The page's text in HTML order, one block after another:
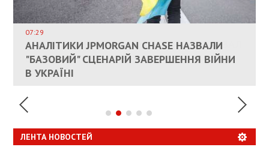
КАНДИДАТ В ПРЕМЬЕРЫ ПОЛЬШИ ПРИЗВАЛ
ЕС ПРЕКРАТИТЬ ВОЕННУЮ ПОМОЩЬ
УКРАИНЕ
07:29
АНАЛІТИКИ JPMORGAN CHASE НАЗВАЛИ
"БАЗОВИЙ" СЦЕНАРІЙ ЗАВЕРШЕННЯ ВІЙНИ
В УКРАЇНІ
ВЛАСНИКАМ ЗРУЙНОВАНОГО ЖИТЛА
ДОЗВОЛИЛИ НЕ ПЛАТИТИ ЗА КОМУНАЛКУ
ИНТЕГРАЦИЯ УКРАИНЫ В НАТО ВРЯД ЛИ
СОСТОИТСЯ В БЛИЖАЙШЕЕ ВРЕМЯ, –
РЮТТЕ
ПАЛИВНИЙ РИНОК РОЗІГРІЛИ ШТУЧНО:
АНАЛІТИКИ ЗВИНУВАТИЛИ АЗС У
СПЕКУЛЯЦІЇ
ЛЕНТА НОВОСТЕЙ